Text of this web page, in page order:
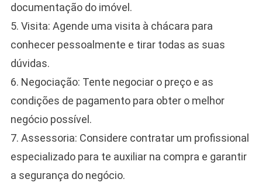
documentação do imóvel.
5. Visita: Agende uma visita à chácara para
conhecer pessoalmente e tirar todas as suas
dúvidas.
6. Negociação: Tente negociar o preço e as
condições de pagamento para obter o melhor
negócio possível.
7. Assessoria: Considere contratar um profissional
especializado para te auxiliar na compra e garantir
a segurança do negócio.